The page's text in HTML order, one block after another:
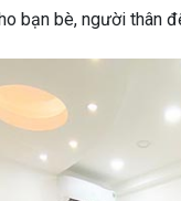
bạn bè, người thân